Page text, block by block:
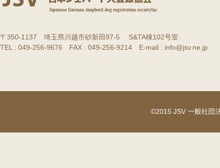
〒350-1137 埼玉県川越市砂新田97-5 S&TA棟102号室
TEL : 049-256-9676 FAX : 049-256-9214 E-mail : info@jsv.ne.jp
©2015 JSV 一般社団